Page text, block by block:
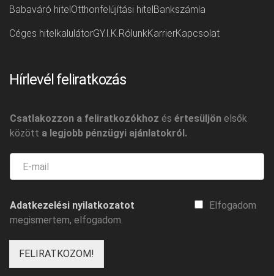
Babaváró hitel Otthonfelújítási hitel Bankszámla
Céges hitelkalulátorGY.I.K.RólunkKarrierKapcsolat
Hírlevél feliratkozás
Csatlakozzon a feliratkozókhoz és értesüljön elsők
között a legjobb pénzügyi ajánlatokról.
Adatkezelési nyilatkozatot
megismertem, elfogadom.
Elfogadom
FELIRATKOZOM!